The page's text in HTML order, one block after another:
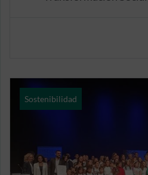
Sostenibilidad